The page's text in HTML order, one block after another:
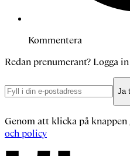
Kommentera
Redan prenumerant? Logga
Ja
Genom att klicka på knappen
och policy